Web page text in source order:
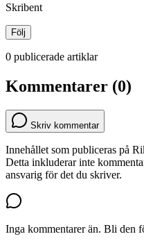
Skribent
Följ
0 publicerade artiklar
Kommentarer (0)
Skriv kommentar
Innehållet som publiceras på
Detta inkluderar inte
ansvarig för det du skriver.
Inga kommentarer än. Bli den